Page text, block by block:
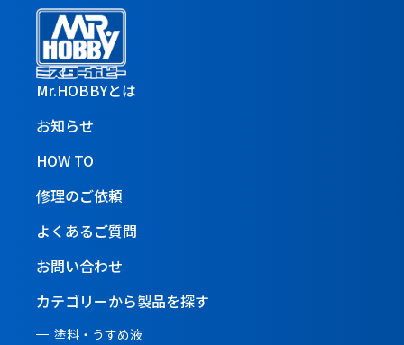
Mr.HOBBYとは
お知らせ
HOW TO
修理のご依頼
よくあるご質問
お問い合わせ
カテゴリーから製品を探す
塗料・うすめ液